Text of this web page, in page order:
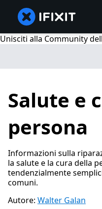
Unisciti alla Community
Salute e
persona
Informazioni sulla
la salute e la cura della
tendenzialmente
comuni.
Autore: Walter Galan